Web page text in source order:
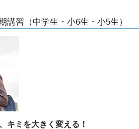
講習（中学生・小6生・小5生）
キミを大きく変える！